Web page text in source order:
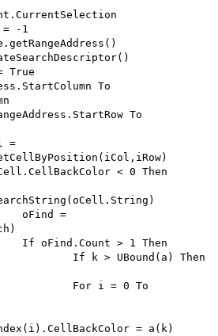
= -1
True
To
To
=
< 0 Then
oFind =
If oFind.Count > 1 Then
If k > UBound(a) Then
For i = 0 To
= a(k)